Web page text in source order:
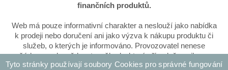
Tyto stránky používají soubory Cookies pro správné fungování
finančních produktů.
Web má pouze informativní charakter a neslouží jako nabídka
k prodeji nebo doručení ani jako výzva k nákupu produktu či
služeb, o kterých je informováno. Provozovatel nenese
žádnou zodpovědnost za škody, které případně vzniknou
využitím informací zveřejněných na webu.